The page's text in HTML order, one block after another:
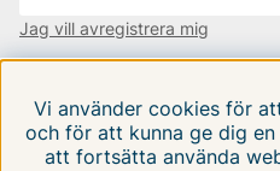
Jag vill avregistrera mig
Följ oss på våra sociala
Vi använder cookies för
och för att kunna ge dig
att fortsätta använda